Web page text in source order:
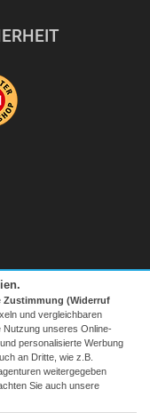
Zustimmung (Widerruf
und vergleichbaren
Nutzung unseres Online-
personalisierte Werbung
an Dritte, wie z.B.
weitergegeben
Sie auch unsere